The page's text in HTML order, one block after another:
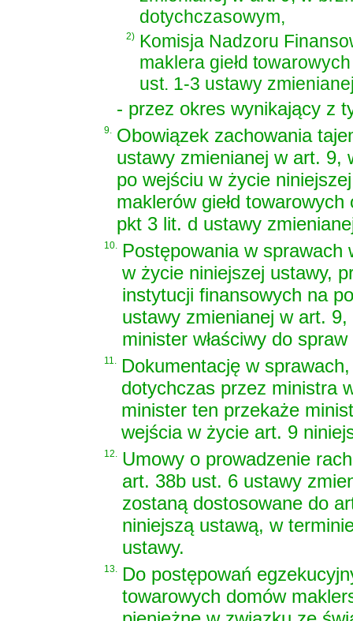
dotychczasowym,
2) Komisja Nadzoru
maklera giełd
ust. 1-3 ustawy
- przez okres wynikający z
9.
Obowiązek zachowania
ustawy zmienianej w art. 9,
po wejściu w życie
maklerów giełd
pkt 3 lit. d ustawy
10.
Postępowania w
w życie niniejszej ustawy,
instytucji finansowych na
ustawy zmienianej w art.
minister właściwy do
11.
Dokumentację w
dotychczas przez ministra
minister ten przekaże
wejścia w życie art. 9
12.
Umowy o prowadzenie
art. 38b ust. 6 ustawy
zostaną dostosowane do
niniejszą ustawą, w
ustawy.
13.
Do postępowań
towarowych domów